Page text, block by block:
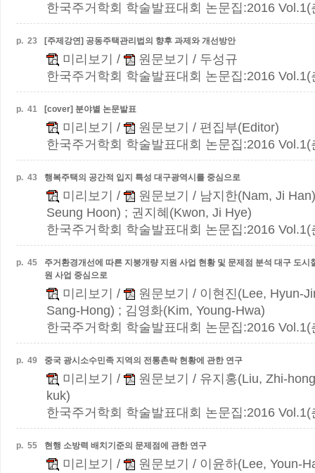
한국주거학회 학술발표대회 논문집:2016
p. 23 [주제강연] 공동주택관리법의 향후 과제와 개선방안
미리보기 / 원문보기
/ 두성규
한국주거학회 학술발표대회 논문집:2016
p. 41 [cover] 분야별 논문발표
미리보기 / 원문보기
/ 편집부(Editor)
한국주거학회 학술발표대회 논문집:2016
p. 43 행복주택의 공간적 입지 특성 대구광역시를 중심으로
미리보기 / 원문보기
/ 남지한(Nam, Ji
Seung Hoon) ; 권지혜(Kwon, Ji Hye)
한국주거학회 학술발표대회 논문집:2016
p. 45 주거환경개선에 따른 지붕개량 지원 사업 현황 및 문제점 분석 대구 도시
원 사업 중심으로
미리보기 / 원문보기
/ 이현진(Lee, Hyun-
Sang-Hong) ; 김영화(Kim, Young-Hwa)
한국주거학회 학술발표대회 논문집:2016
p. 49 중국 광시소수민족 지역의 전통촌락 현황에 관한 연구
미리보기 / 원문보기
/ 유지홍(Liu, Zhi-
kuk)
한국주거학회 학술발표대회 논문집:2016
p. 55 현행 소방력 배치기준의 문제점에 관한 연구
미리보기 / 원문보기
/ 이윤하(Lee, Youn-